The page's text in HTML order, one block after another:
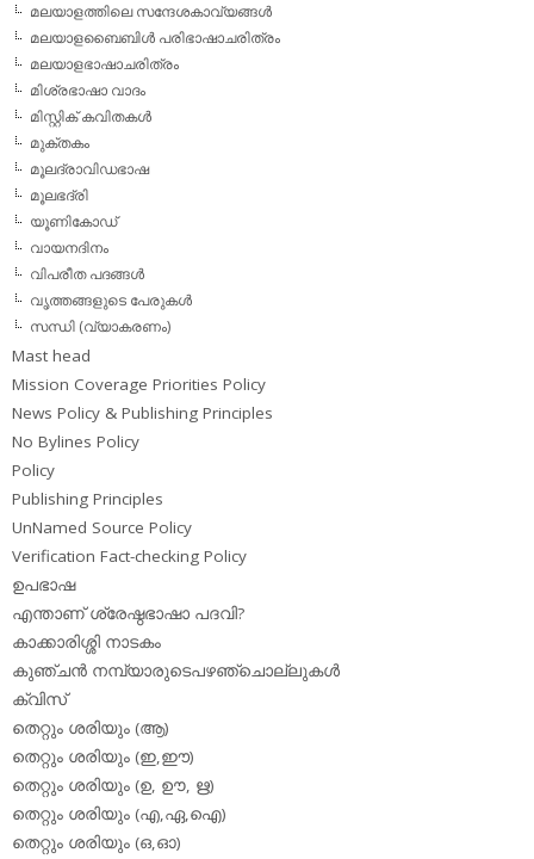
മലയാളത്തിലെ സന്ദേശകാവ്യങ്ങള്‍
മലയാളബൈബിള്‍ പരിഭാഷാചരിത്രം
മലയാളഭാഷാചരിത്രം
മിശ്രഭാഷാ വാദം
മിസ്റ്റിക് കവിതകള്‍
മുക്തകം
മൂലദ്രാവിഡഭാഷ
മൂലഭദ്രി
യൂണികോഡ്
വായനദിനം
വിപരീത പദങ്ങള്‍
വൃത്തങ്ങളുടെ പേരുകള്‍
സന്ധി (വ്യാകരണം)
Mast head
Mission Coverage Priorities Policy
News Policy & Publishing Principles
No Bylines Policy
Policy
Publishing Principles
UnNamed Source Policy
Verification Fact-checking Policy
ഉപഭാഷ
എന്താണ് ശ്രേഷ്ഠഭാഷാ പദവി?
കാക്കാരിശ്ശി നാടകം
കുഞ്ചന്‍ നമ്പ്യാരുടെപഴഞ്ചൊല്ലുകള്‍
ക്വിസ്
തെറ്റും ശരിയും (ആ)
തെറ്റും ശരിയും (ഇ,ഈ)
തെറ്റും ശരിയും (ഉ, ഊ, ഋ)
തെറ്റും ശരിയും (എ,ഏ,ഐ)
തെറ്റും ശരിയും (ഒ,ഓ)